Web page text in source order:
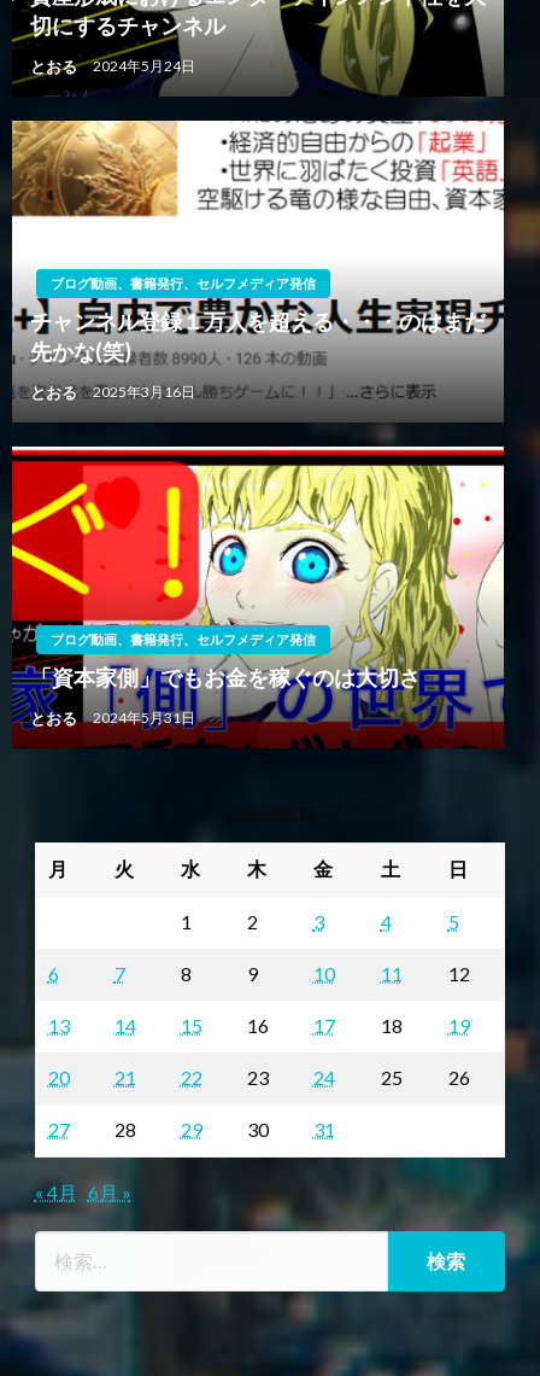
切にするチャンネル
とおる 2024年5月24日
ブログ動画、書籍発行、セルフメディア発信
チャンネル登録１万人を超える・・・のはまだ
先かな(笑)
とおる 2025年3月16日
ブログ動画、書籍発行、セルフメディア発信
「資本家側」でもお金を稼ぐのは大切さ
とおる 2024年5月31日
月 火 水 木 金 土 日
1 2 3 4 5
6 7 8 9 10 11 12
13 14 15 16 17 18 19
20 21 22 23 24 25 26
27 28 29 30 31
« 4月 6月 »